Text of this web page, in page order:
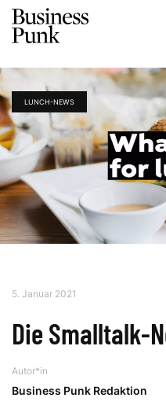
LUNCH-NEWS
5. Januar 2021
Die Smalltalk-
Autor*in
Business Punk Redaktion